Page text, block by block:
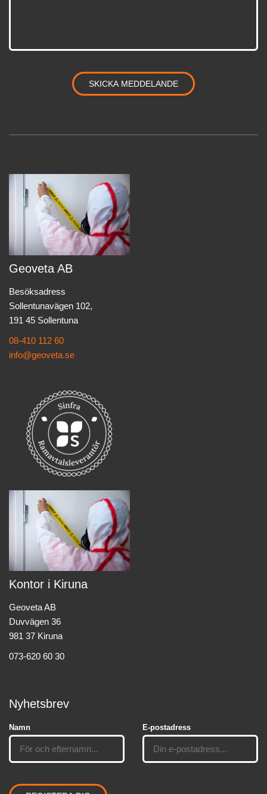
Geoveta AB
Besöksadress
Sollentunavägen 102,
191 45 Sollentuna
08-410 112 60
info@geoveta.se
Kontor i Kiruna
Geoveta AB
Duvvägen 36
981 37 Kiruna
073-620 60 30
Nyhetsbrev
Namn E-postadress